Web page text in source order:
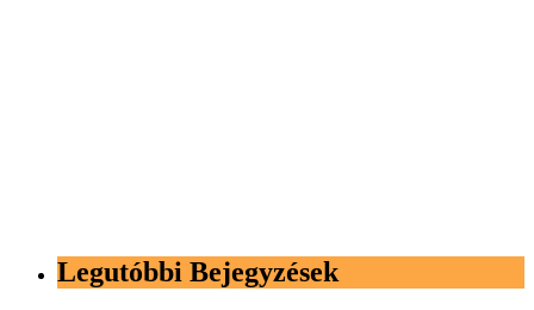
Legutóbbi Bejegyzések